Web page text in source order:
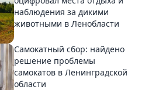
наблюдения за дикими
животными в Ленобласти
Самокатный сбор: найдено
решение проблемы
самокатов в Ленинградской
области